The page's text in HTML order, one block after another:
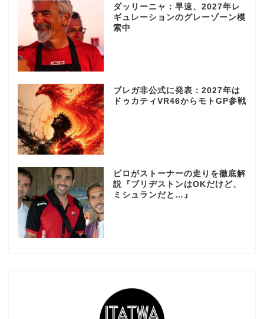
ダッリーニャ：早速、2027年レ
ギュレーションのグレーゾーン模
索中
ブレガ非公式に発表：2027年は
ドゥカティVR46からモトGP参戦
ピロがストーナーの走りを徹底解
説『ブリヂストンはOKだけど、
ミシュランだと…』